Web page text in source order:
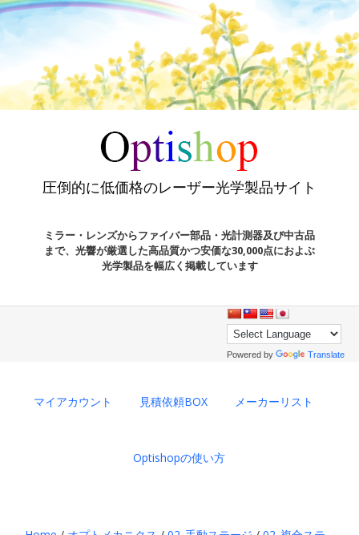
圧倒的に低価格のレーザー光学製品サイト
ミラー・レンズからファイバー部品・光計測器及び中古品
まで、光響が厳選した高品質かつ安価な30,000点におよぶ
光学製品を幅広く掲載しています
Powered by Translate
マイアカウント 見積依頼BOX メーカーリスト
Optishopの使い方